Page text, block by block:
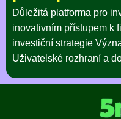
Důležitá platforma pro
inovativním přístupem k
investiční strategie
Uživatelské rozhraní a